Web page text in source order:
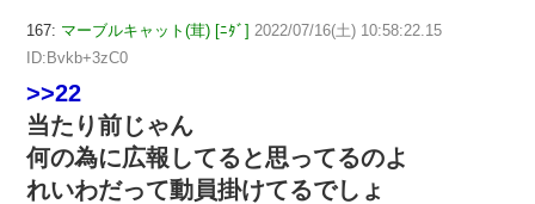
167: マーブルキャット(茸) [ﾆﾀﾞ] 2022/07/16(土) 10:58:22.15
ID:Bvkb+3zC0
>>22
当たり前じゃん
何の為に広報してると思ってるのよ
れいわだって動員掛けてるでしょ